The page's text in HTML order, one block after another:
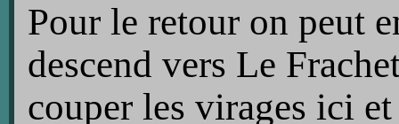
Pour le retour on peut
descend vers Le
couper les virages ici